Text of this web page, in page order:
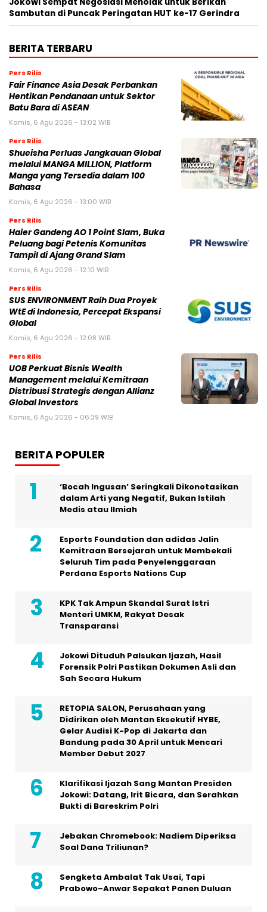
Sambutan di Puncak Peringatan HUT ke-17 Gerindra
BERITA TERBARU
Pers Rilis
Fair Finance Asia Desak Perbankan
Hentikan Pendanaan untuk Sektor
Batu Bara di ASEAN
Kamis, 6 Agu 2026 - 13:02 WIB
Pers Rilis
Shueisha Perluas Jangkauan Global
melalui MANGA MILLION, Platform
Manga yang Tersedia dalam 100
Bahasa
Kamis, 6 Agu 2026 - 13:00 WIB
Pers Rilis
Haier Gandeng AO 1 Point Slam, Buka
Peluang bagi Petenis Komunitas
Tampil di Ajang Grand Slam
Kamis, 6 Agu 2026 - 12:10 WIB
Pers Rilis
SUS ENVIRONMENT Raih Dua Proyek
WtE di Indonesia, Percepat Ekspansi
Global
Kamis, 6 Agu 2026 - 12:08 WIB
Pers Rilis
UOB Perkuat Bisnis Wealth
Management melalui Kemitraan
Distribusi Strategis dengan Allianz
Global Investors
Kamis, 6 Agu 2026 - 06:39 WIB
BERITA POPULER
‘Bocah Ingusan’ Seringkali Dikonotasikan
dalam Arti yang Negatif, Bukan Istilah
Medis atau Ilmiah
Esports Foundation dan adidas Jalin
Kemitraan Bersejarah untuk Membekali
Seluruh Tim pada Penyelenggaraan
Perdana Esports Nations Cup
KPK Tak Ampun Skandal Surat Istri
Menteri UMKM, Rakyat Desak
Transparansi
Jokowi Dituduh Palsukan Ijazah, Hasil
Forensik Polri Pastikan Dokumen Asli dan
Sah Secara Hukum
RETOPIA SALON, Perusahaan yang
Didirikan oleh Mantan Eksekutif HYBE,
Gelar Audisi K-Pop di Jakarta dan
Bandung pada 30 April untuk Mencari
Member Debut 2027
Klarifikasi Ijazah Sang Mantan Presiden
Jokowi: Datang, Irit Bicara, dan Serahkan
Bukti di Bareskrim Polri
Jebakan Chromebook: Nadiem Diperiksa
Soal Dana Triliunan?
Sengketa Ambalat Tak Usai, Tapi
Prabowo–Anwar Sepakat Panen Duluan